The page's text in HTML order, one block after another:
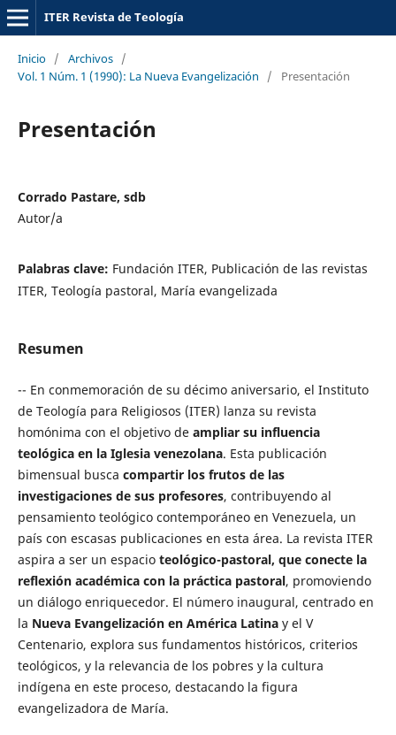
ITER Revista de Teología
Inicio / Archivos /
Vol. 1 Núm. 1 (1990): La Nueva Evangelización
/ Presentación
Presentación
Corrado Pastare, sdb
Autor/a
Palabras clave: Fundación ITER, Publicación de las revistas
ITER, Teología pastoral, María evangelizada
Resumen
-- En conmemoración de su décimo aniversario, el Instituto
de Teología para Religiosos (ITER) lanza su revista
homónima con el objetivo de ampliar su influencia
teológica en la Iglesia venezolana. Esta publicación
bimensual busca compartir los frutos de las
investigaciones de sus profesores, contribuyendo al
pensamiento teológico contemporáneo en Venezuela, un
país con escasas publicaciones en esta área. La revista ITER
aspira a ser un espacio teológico-pastoral, que conecte la
reflexión académica con la práctica pastoral, promoviendo
un diálogo enriquecedor. El número inaugural, centrado en
la Nueva Evangelización en América Latinay el V
Centenario, explora sus fundamentos históricos, criterios
teológicos, y la relevancia de los pobres y la cultura
indígena en este proceso, destacando la figura
evangelizadora de María.